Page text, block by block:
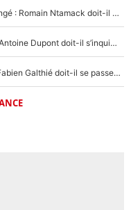
XV de France - Matthieu Jalibert a tout changé : Romain Ntamack doit-il s’inquiéter pour sa place à un an de la Coupe du monde ?
«Le XV de France est meilleur avec Lucu» : Antoine Dupont doit-il s’inquiéter pour sa place ?
Le XV de France a trouvé son remplaçant : Fabien Galthié doit-il se passer d'Antoine Dupont ?